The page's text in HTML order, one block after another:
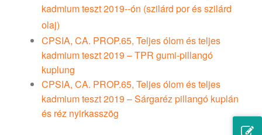
kadmium teszt 2019--ón (szilárd por és szilárd
olaj)
CPSIA, CA. PROP.65, Teljes ólom és teljes
kadmium teszt 2019 – TPR gumi-pillangó
kuplung
CPSIA, CA. PROP.65, Teljes ólom és teljes
kadmium teszt 2019 – Sárgaréz pillangó kuplán
és réz nyirkasszög